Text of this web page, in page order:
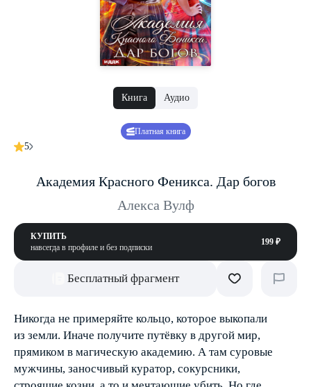
Книга Аудио
Платная книга
5
Академия Красного Феникса. Дар богов
Алекса Вулф
КУПИТЬ
навсегда в профиле и без подписки
199 ₽
Бесплатный фрагмент
Никогда не примеряйте кольцо, которое выкопали
из земли. Иначе получите путёвку в другой мир,
прямиком в магическую академию. А там суровые
мужчины, заносчивый куратор, сокурсники,